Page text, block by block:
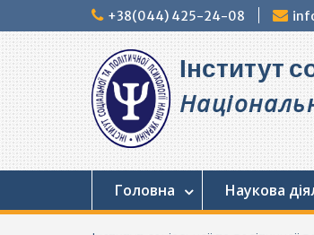
до
+38(044) 425-24-08
Інститут
Головна Наукова